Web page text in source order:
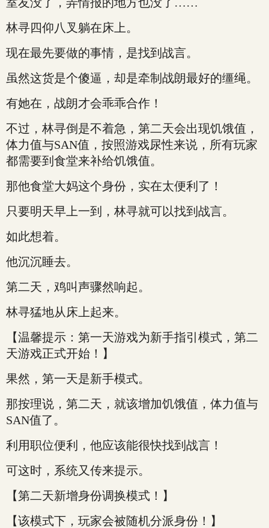
林寻四仰八叉躺在床上。
现在最先要做的事情，是找到战言。
虽然这货是个傻逼，却是牵制战朗最好的缰绳。
有她在，战朗才会乖乖合作！
不过，林寻倒是不着急，第二天会出现饥饿值，
体力值与SAN值，按照游戏尿性来说，所有玩家
都需要到食堂来补给饥饿值。
那他食堂大妈这个身份，实在太便利了！
只要明天早上一到，林寻就可以找到战言。
如此想着。
他沉沉睡去。
第二天，鸡叫声骤然响起。
林寻猛地从床上起来。
【温馨提示：第一天游戏为新手指引模式，第二
天游戏正式开始！】
果然，第一天是新手模式。
那按理说，第二天，就该增加饥饿值，体力值与
SAN值了。
利用职位便利，他应该能很快找到战言！
可这时，系统又传来提示。
【第二天新增身份调换模式！】
【该模式下，玩家会被随机分派身份！】